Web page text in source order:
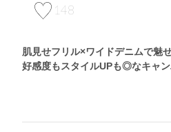
148
肌見せフリル×ワイドデニムで魅
好感度もスタイルUPも◎なキャ